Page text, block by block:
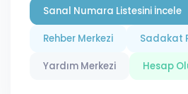
Sanal Numara Listesini İncele
Rehber Merkezi Sadakat
Yardım Merkezi Hesap